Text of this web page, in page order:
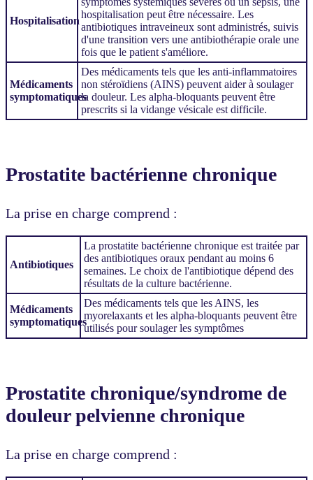
Hospitalisation
hospitalisation peut être nécessaire. Les
antibiotiques intraveineux sont administrés, suivis
d'une transition vers une antibiothérapie orale une
fois que le patient s'améliore.
Médicaments
symptomatiques
Des médicaments tels que les anti-inflammatoires
non stéroïdiens (AINS) peuvent aider à soulager
la douleur. Les alpha-bloquants peuvent être
prescrits si la vidange vésicale est difficile.
Prostatite bactérienne chronique
La prise en charge comprend :
Antibiotiques
La prostatite bactérienne chronique est traitée par
des antibiotiques oraux pendant au moins 6
semaines. Le choix de l'antibiotique dépend des
résultats de la culture bactérienne.
Médicaments
symptomatiques
Des médicaments tels que les AINS, les
myorelaxants et les alpha-bloquants peuvent être
utilisés pour soulager les symptômes
Prostatite chronique/syndrome de
douleur pelvienne chronique
La prise en charge comprend :